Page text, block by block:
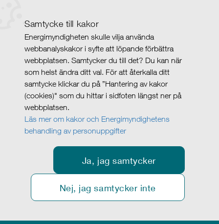
Samtycke till kakor
Energimyndigheten skulle vilja använda
webbanalyskakor i syfte att löpande förbättra
webbplatsen. Samtycker du till det? Du kan när
som helst ändra ditt val. För att återkalla ditt
samtycke klickar du på ”Hantering av kakor
(cookies)" som du hittar i sidfoten längst ner på
webbplatsen.
Läs mer om kakor och Energimyndighetens
behandling av personuppgifter
Ja, jag samtycker
Nej, jag samtycker inte